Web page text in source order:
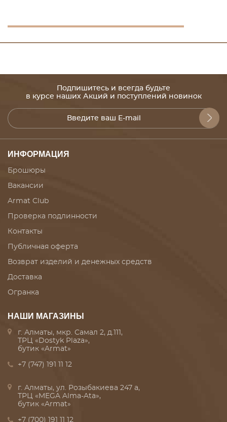
Подпишитесь и всегда будьте
в курсе наших Акций и поступлений новинок
ИНФОРМАЦИЯ
Брошюры
Вакансии
Armat Club
Проверка подлинности
Контакты
Публичная оферта
Возврат изделий и денежных средств
Доставка
Огранка
НАШИ МАГАЗИНЫ
г. Алматы, мкр. Самал 2, д.111,
ТРЦ «Dostyk Plaza»,
бутик «Armat»
+7 (747) 191 11 12
г. Алматы, ул. Розыбакиева 247 а,
ТРЦ «MEGA Alma-Ata»,
бутик «Armat»
+7 (700) 191 11 12